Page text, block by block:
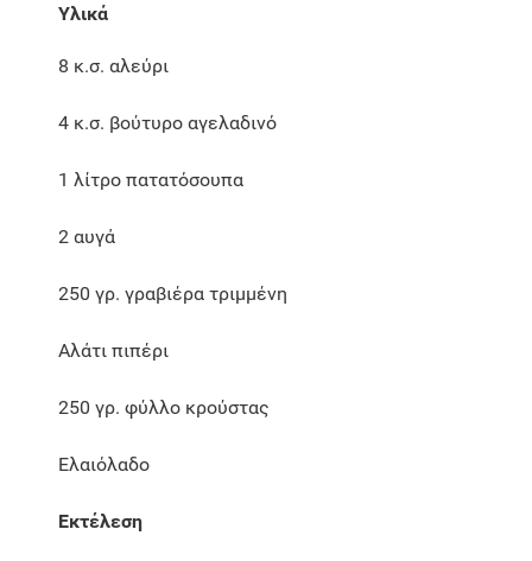
Υλικά
8 κ.σ. αλεύρι
4 κ.σ. βούτυρο αγελαδινό
1 λίτρο πατατόσουπα
2 αυγά
250 γρ. γραβιέρα τριμμένη
Αλάτι πιπέρι
250 γρ. φύλλο κρούστας
Ελαιόλαδο
Εκτέλεση